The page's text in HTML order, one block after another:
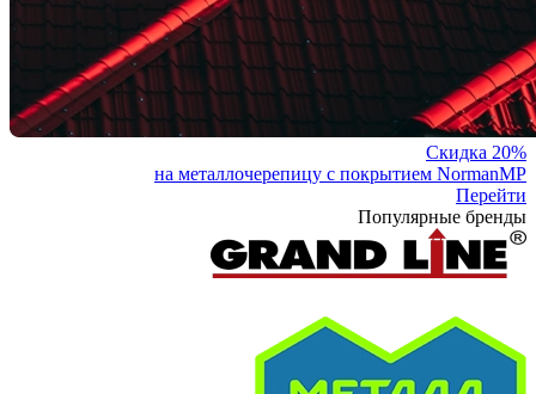
Скидка 20%
на металлочерепицу с покрытием NormanMP
Перейти
Популярные бренды